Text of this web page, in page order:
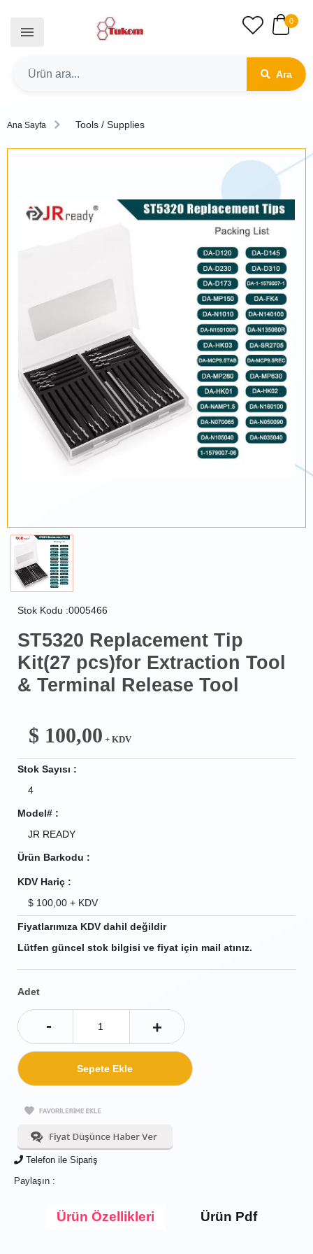
0
Ara
Ana Sayfa Tools / Supplies
Stok Kodu :0005466
ST5320 Replacement Tip
Kit(27 pcs)for Extraction Tool
& Terminal Release Tool
$ 100,00 + KDV
Stok Sayısı :
4
Model# :
JR READY
Ürün Barkodu :
KDV Hariç :
$ 100,00 + KDV
Fiyatlarımıza KDV dahil değildir
Lütfen güncel stok bilgisi ve fiyat için mail atınız.
Adet
+
-
Telefon ile Sipariş
Paylaşın :
Ürün Özellikleri Ürün Pdf